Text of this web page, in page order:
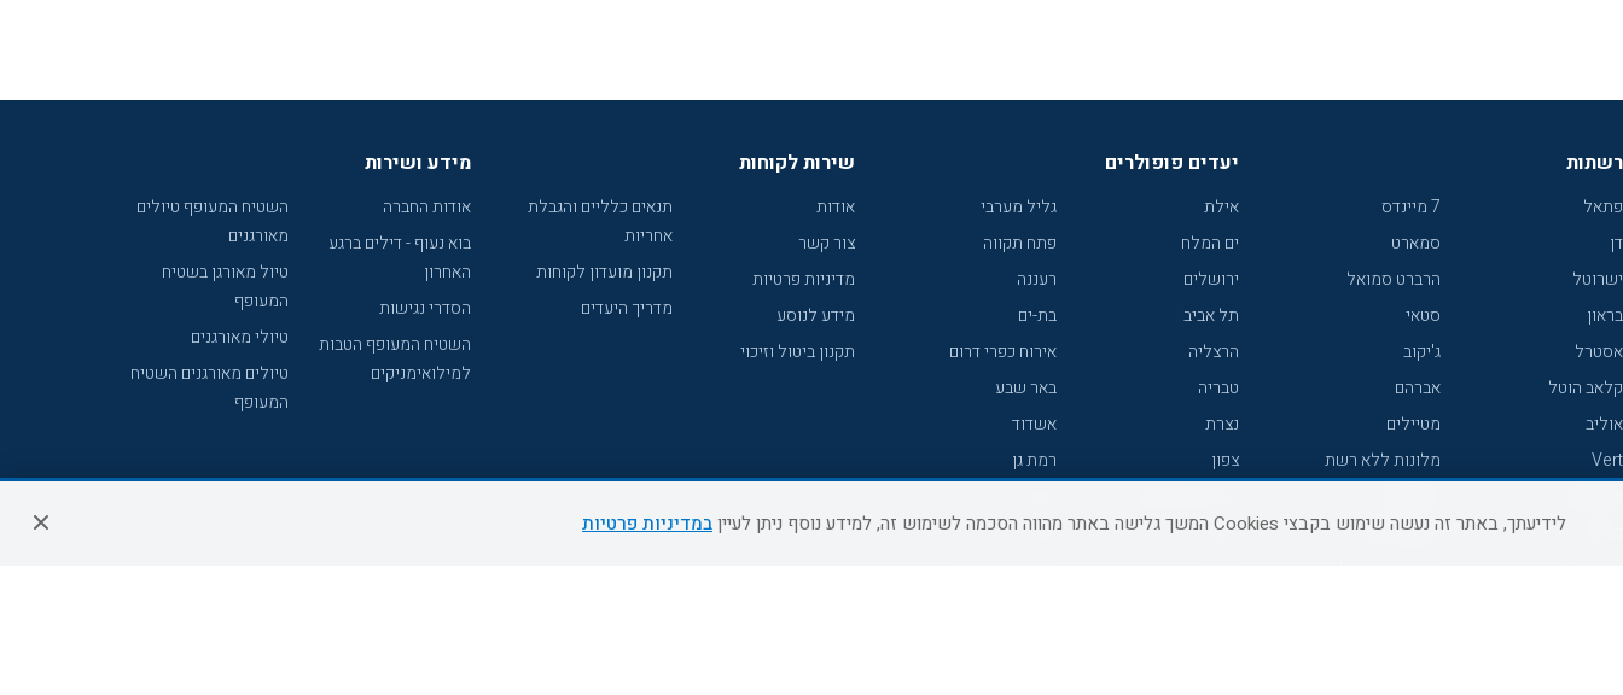
רשתות
פתאל
דן
ישרוטל
בראון
אסטרל
קלאב הוטל
אוליב
Vert
7 מיינדס
סמארט
הרברט סמואל
סטאי
ג'יקוב
אברהם
מטיילים
מלונות ללא רשת
קראון פלאזה
יעדים פופולרים
אילת
ים המלח
ירושלים
תל אביב
הרצליה
טבריה
נצרת
צפון
נתניה
גליל מערבי
פתח תקווה
רעננה
בת-ים
אירוח כפרי דרום
באר שבע
אשדוד
רמת גן
עכו
שירות לקוחות
אודות
צור קשר
מדיניות פרטיות
מידע לנוסע
תקנון ביטול וזיכוי
תנאים כלליים והגבלת
אחריות
תקנון מועדון לקוחות
מדריך היעדים
מידע ושירות
אודות החברה
בוא נעוף - דילים ברגע
האחרון
הסדרי נגישות
השטיח המעופף הטבות
למילואימניקים
השטיח המעופף טיולים
מאורגנים
טיול מאורגן בשטיח
המעופף
טיולי מאורגנים
טיולים מאורגנים השטיח
המעופף
לידיעתך, באתר זה נעשה שימוש בקבצי Cookies המשך גלישה באתר מהווה הסכמה לשימוש זה, למידע נוסף ניתן לעיין במדיניות פרטיות